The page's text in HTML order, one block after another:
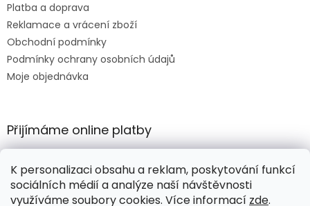
K personalizaci obsahu a reklam, poskytování funkcí
sociálních médií a analýze naší návštěvnosti
využíváme soubory cookies. Více informací zde.
Platba a doprava
Reklamace a vrácení zboží
Obchodní podmínky
Podmínky ochrany osobních údajů
Moje objednávka
Přijímáme online platby